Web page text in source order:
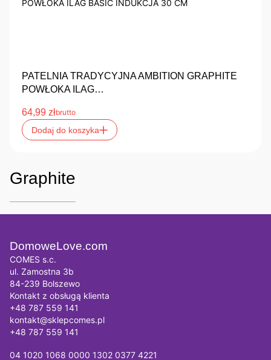
PATELNIA TRADYCYJNA AMBITION GRAPHITE
POWŁOKA ILAG…
64,99 złbrutto
Dodaj do koszyka
Graphite
DomoweLove.com
COMES s.c.
ul. Zamostna 3b
84-239 Bolszewo
Kontakt z obsługą klienta
+48 787 559 141
kontakt@sklepcomes.pl
+48 787 559 141
04 1020 1068 0000 1302 0377 4221